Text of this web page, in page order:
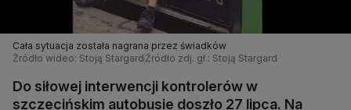
Cała sytuacja została nagrana przez świadków
Źródło wideo: Stoją Stargard Źródło zdj. gł.: Stoją Stargard
Do siłowej interwencji kontrolerów w
szczecińskim autobusie doszło 27 lipca. Na